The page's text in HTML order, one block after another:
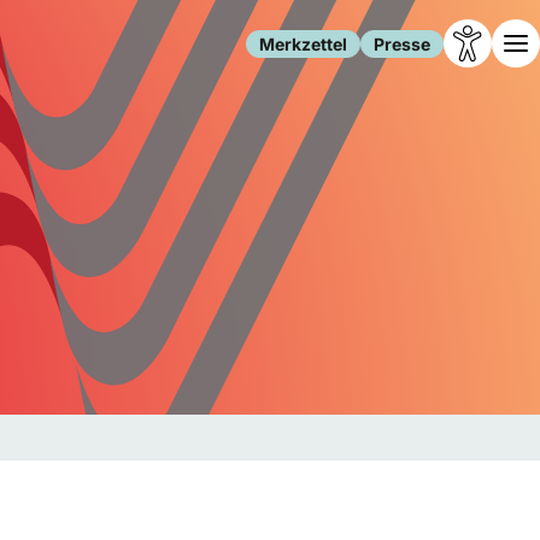
Merkzettel Presse
Leben
Familie
Freizeit
Gesundheit
Internet
Gesellschaft
Forschung
Migration
Polizei